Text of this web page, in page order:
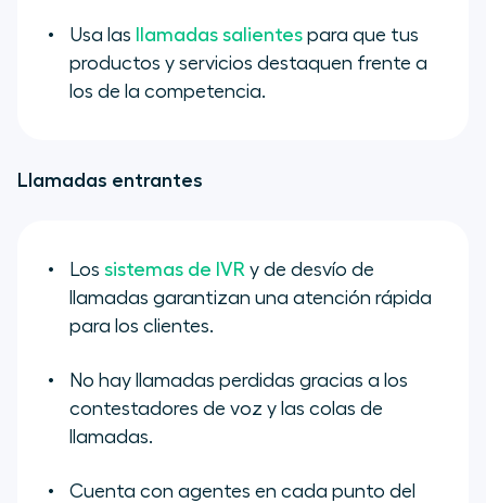
Usa las llamadas salientes para que tus
productos y servicios destaquen frente a
los de la competencia.
Llamadas entrantes
Los sistemas de IVR y de desvío de
llamadas garantizan una atención rápida
para los clientes.
No hay llamadas perdidas gracias a los
contestadores de voz y las colas de
llamadas.
Cuenta con agentes en cada punto del